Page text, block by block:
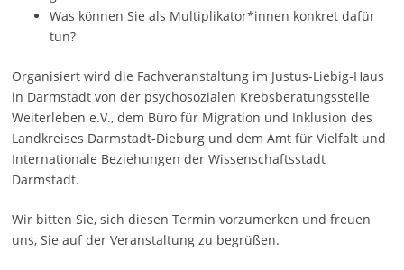
Was können Sie als Multiplikator*innen konkret dafür
tun?
Organisiert wird die Fachveranstaltung im Justus-Liebig-Haus
in Darmstadt von der psychosozialen Krebsberatungsstelle
Weiterleben e.V., dem Büro für Migration und Inklusion des
Landkreises Darmstadt-Dieburg und dem Amt für Vielfalt und
Internationale Beziehungen der Wissenschaftsstadt
Darmstadt.
Wir bitten Sie, sich diesen Termin vorzumerken und freuen
uns, Sie auf der Veranstaltung zu begrüßen.